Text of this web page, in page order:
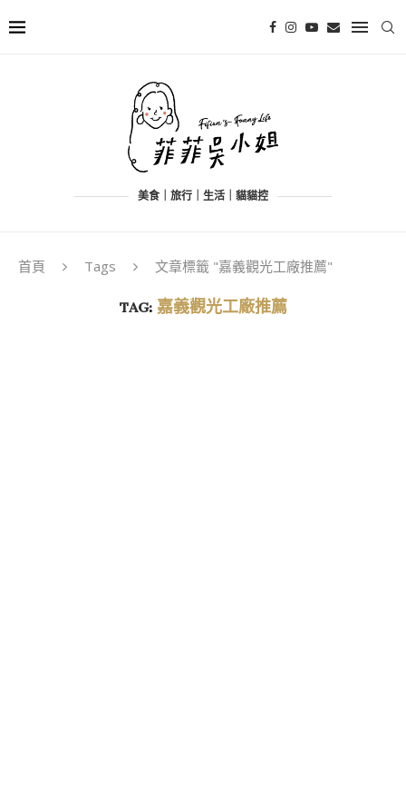
美食｜旅行｜生活｜貓貓控
首頁 Tags 文章標籤 "嘉義觀光工廠推薦"
TAG:嘉義觀光工廠推薦